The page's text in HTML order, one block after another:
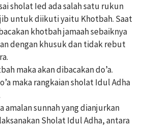
sholat Ied ada salah satu rukun
untuk diikuti yaitu Khotbah. Saat
khotbah jamaah sebaiknya
dengan khusuk dan tidak rebut
maka akan dibacakan do’a.
maka rangkaian sholat Idul Adha
amalan sunnah yang dianjurkan
Sholat Idul Adha, antara